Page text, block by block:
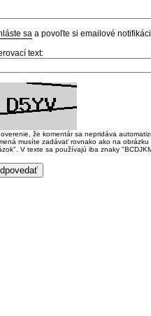
sa a povoľte si emailové
text:
že komentár sa nepridáva
musíte zadávať rovnako ako na
V texte sa používajú iba znaky